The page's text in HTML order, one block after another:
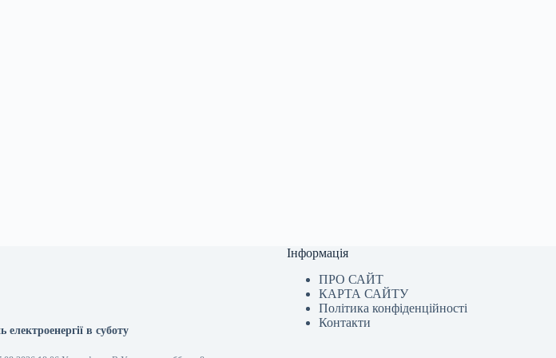
в суботу
Інформація
ПРО САЙТ
КАРТА САЙТУ
Політика конфіденційності
Контакти